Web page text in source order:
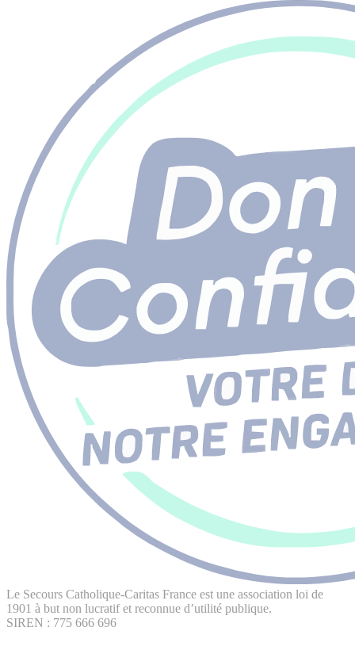
Le Secours Catholique-Caritas France est une association loi de
1901 à but non lucratif et reconnue d’utilité publique.
SIREN : 775 666 696